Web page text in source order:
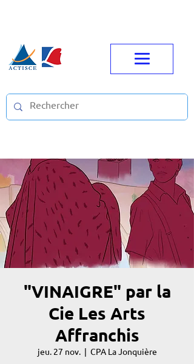
"VINAIGRE" par la
Cie Les Arts
Affranchis
jeu. 27 nov.
  |
CPA La Jonquière